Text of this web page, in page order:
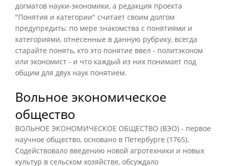
догматов науки-экономики, а редакция проекта
"Понятия и категории" считает своим долгом
предупредить: по мере знакомства с понятиями и
категориями, отнесенные в данную рубрику, всегда
старайте понять, кто это понятие ввел - политэконом
или экономист - и что каждый из них понимает под
общим для двух наук понятием.
Вольное экономическое
общество
ВОЛЬНОЕ ЭКОНОМИЧЕСКОЕ ОБЩЕСТВО (ВЭО) - первое
научное общество, основано в Петербурге (1765).
Содействовало введению новой агротехники и новых
культур в сельском хозяйстве, обсуждало